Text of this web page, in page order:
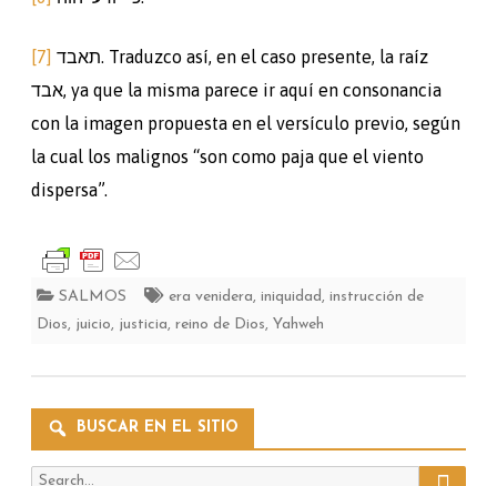
[7]
אבד, ya que la misma parece ir aquí en consonancia
con la imagen propuesta en el versículo previo, según
la cual los malignos “son como paja que el viento
dispersa”.
SALMOS era venidera, iniquidad , instrucción de
Dios, juicio, justicia, reino de Dios, Yahweh
BUSCAR EN EL SITIO
Search
Search